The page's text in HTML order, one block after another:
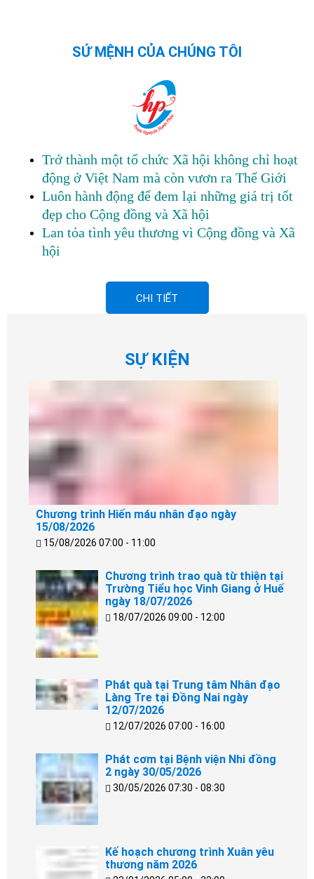
SỨ MỆNH CỦA CHÚNG TÔI
Trở thành một tổ chức Xã hội không chỉ hoạt
động ở Việt Nam mà còn vươn ra Thế Giới
Luôn hành động để đem lại những giá trị tốt
đẹp cho Cộng đồng và Xã hội
Lan tỏa tình yêu thương vì Cộng đồng và Xã
hội
CHI TIẾT
SỰ KIỆN
Chương trình Hiến máu nhân đạo ngày
15/08/2026
15/08/2026 07:00 - 11:00
Chương trình trao quà từ thiện tại
Trường Tiểu học Vinh Giang ở Huế
ngày 18/07/2026
18/07/2026 09:00 - 12:00
Phát quà tại Trung tâm Nhân đạo
Làng Tre tại Đồng Nai ngày
12/07/2026
12/07/2026 07:00 - 16:00
Phát cơm tại Bệnh viện Nhi đồng
2 ngày 30/05/2026
30/05/2026 07:30 - 08:30
Kế hoạch chương trình Xuân yêu
thương năm 2026